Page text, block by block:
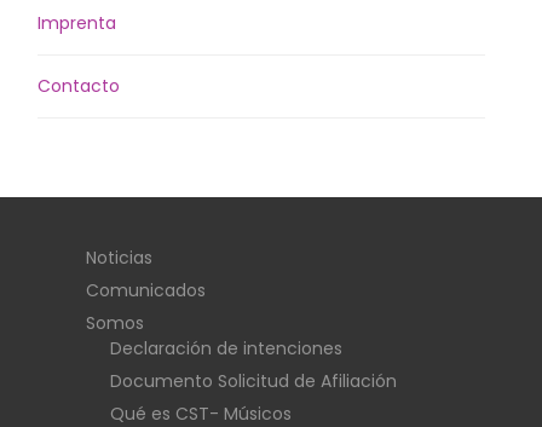
Imprenta
Contacto
Noticias
Comunicados
Somos
Declaración de intenciones
Documento Solicitud de Afiliación
Qué es CST- Músicos